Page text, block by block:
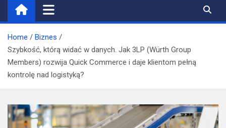
Home
Biznes
Szybkość, którą widać w danych. Jak 3LP (Würth Group
Members) rozwija Quick Commerce i daje klientom pełną
kontrolę nad logistyką?